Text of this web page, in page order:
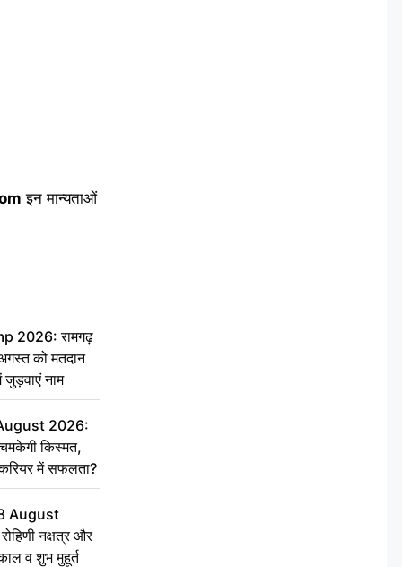
इन मान्यताओं
2026: रामगढ़
को मतदान
नाम
2026:
किस्मत,
में सफलता?
August
नक्षत्र और
व शुभ मुहूर्त